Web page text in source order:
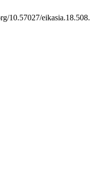
10.57027/eikasia.18.508.